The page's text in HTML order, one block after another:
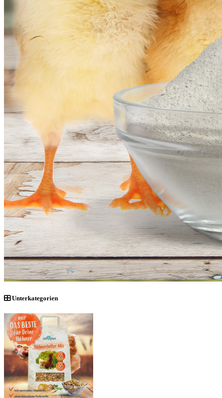
Unterkategorien